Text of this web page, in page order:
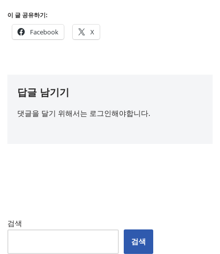
이 글 공유하기:
Facebook X
답글 남기기
댓글을 달기 위해서는 로그인해야합니다.
검색
검색